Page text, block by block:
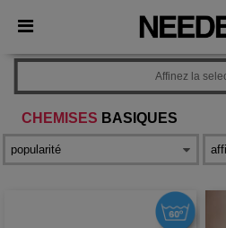
× Appli Needen
Meilleurs prix sur l’app !
CHEMISES BASIQUES
Affinez la